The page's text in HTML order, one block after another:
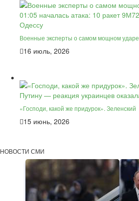
Военные эксперты о самом мощном ударе
16 июль, 2026
«Господи, какой же придурок». Зеленский
15 июнь, 2026
НОВОСТИ СМИ